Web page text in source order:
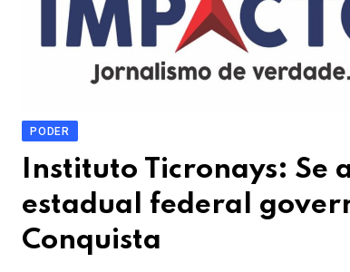
PODER
Instituto Ticronays: Se
estadual federal
Conquista